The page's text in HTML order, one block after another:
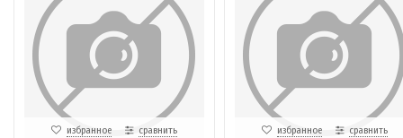
избранное сравнить избранное сравнить